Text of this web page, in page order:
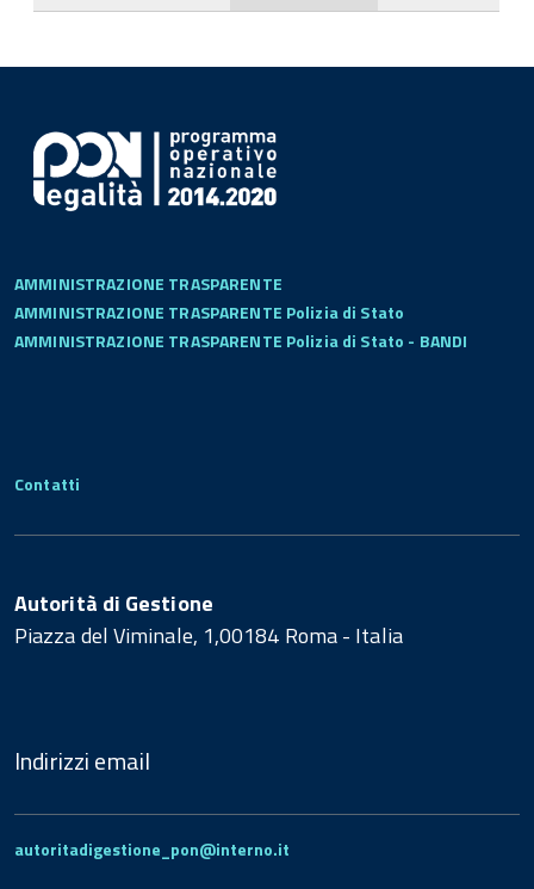
AMMINISTRAZIONE TRASPARENTE
AMMINISTRAZIONE TRASPARENTE Polizia di Stato
AMMINISTRAZIONE TRASPARENTE Polizia di Stato - BANDI
Contatti
Autorità di Gestione
Piazza del Viminale, 1,00184 Roma - Italia
Indirizzi email
autoritadigestione_pon@interno.it